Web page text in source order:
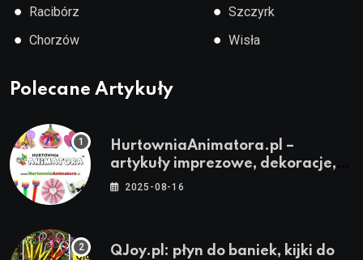
● Racibórz
● Chorzów
● Szczyrk
● Wisła
Polecane Artykuły
HurtowniaAnimatora.pl –
artykuły imprezowe, dekoracje,
stroje i akcesoria dla animatorów
2025-08-16
QJoy.pl: płyn do baniek, kijki do